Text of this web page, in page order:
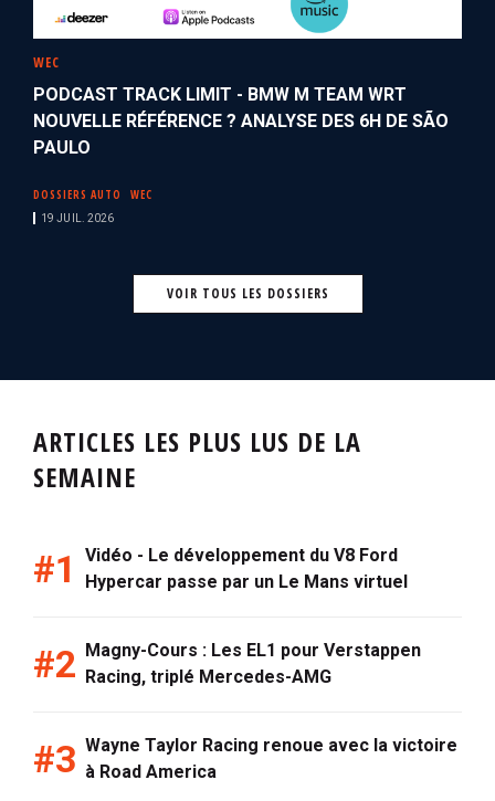
WEC
PODCAST TRACK LIMIT - BMW M TEAM WRT
NOUVELLE RÉFÉRENCE ? ANALYSE DES 6H DE SÃO
PAULO
DOSSIERS AUTO WEC
19 JUIL. 2026
VOIR TOUS LES DOSSIERS
ARTICLES LES PLUS LUS DE LA
SEMAINE
Vidéo - Le développement du V8 Ford
Hypercar passe par un Le Mans virtuel
Magny-Cours : Les EL1 pour Verstappen
Racing, triplé Mercedes-AMG
Wayne Taylor Racing renoue avec la victoire
à Road America